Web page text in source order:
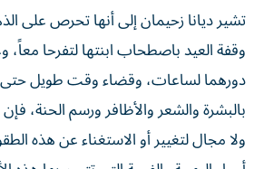
تشير ديانا زحيمان إلى أنها تحرص على
وقفة العيد باصطحاب ابنتها لتفرحا معاً،
دورهما لساعات، وقضاء وقت طويل حتى
بالبشرة والشعر والأظافر ورسم الحنة،
ولا مجال لتغيير أو الاستغناء عن هذه